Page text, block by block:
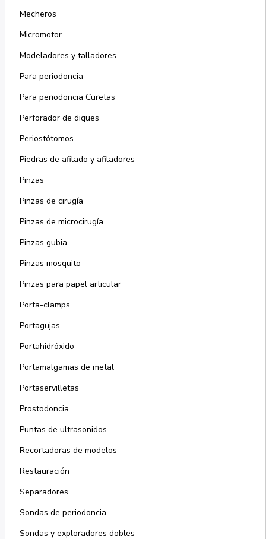
Mecheros
Micromotor
Modeladores y talladores
Para periodoncia
Para periodoncia Curetas
Perforador de diques
Periostótomos
Piedras de afilado y afiladores
Pinzas
Pinzas de cirugía
Pinzas de microcirugía
Pinzas gubia
Pinzas mosquito
Pinzas para papel articular
Porta-clamps
Portagujas
Portahidróxido
Portamalgamas de metal
Portaservilletas
Prostodoncia
Puntas de ultrasonidos
Recortadoras de modelos
Restauración
Separadores
Sondas de periodoncia
Sondas y exploradores dobles